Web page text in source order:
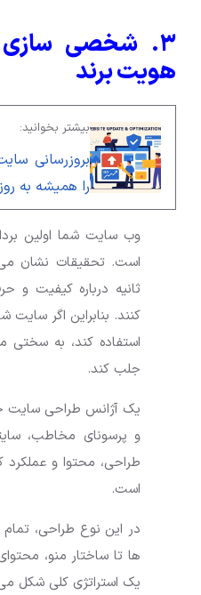
۳. شخصی
هویت برند
بیشتر بخوانید:
بروزرسانی
را همیشه به
وب سایت شما اولین
ثانیه درباره کیفیت
کنند. بنابراین اگر
استفاده کند، به سختی
جلب کند.
یک آژانس طراحی سایت
و پرسونای مخاطب،
طراحی، محتوا و عملکرد
است.
در این نوع طراحی،
ها تا ساختار منو،
یک استراتژی کلی شکل